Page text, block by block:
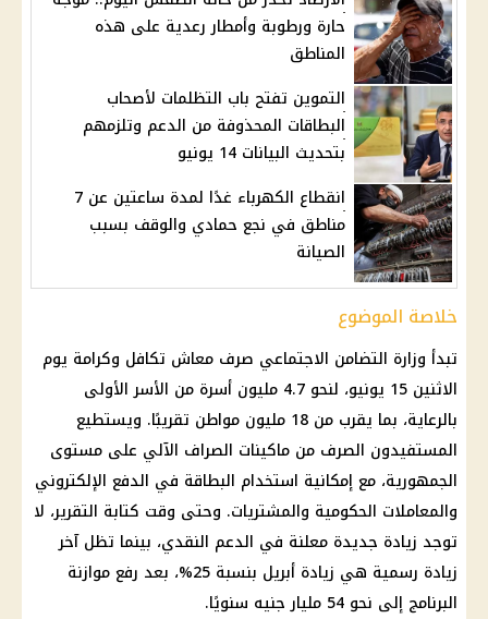
حارة ورطوبة وأمطار رعدية على هذه
المناطق
التموين تفتح باب التظلمات لأصحاب
البطاقات المحذوفة من الدعم وتلزمهم
بتحديث البيانات 14 يونيو
انقطاع الكهرباء غدًا لمدة ساعتين عن 7
مناطق في نجع حمادي والوقف بسبب
الصيانة
خلاصة الموضوع
تبدأ وزارة التضامن الاجتماعي صرف معاش تكافل وكرامة يوم
الاثنين 15 يونيو، لنحو 4.7 مليون أسرة من
الأسر الأولى
بالرعاية
، بما يقرب من 18 مليون مواطن تقريبًا. ويستطيع
المستفيدون الصرف من ماكينات الصراف الآلي على مستوى
الجمهورية، مع إمكانية استخدام البطاقة في الدفع الإلكتروني
والمعاملات الحكومية والمشتريات. وحتى وقت كتابة التقرير، لا
توجد زيادة جديدة معلنة في الدعم النقدي، بينما تظل آخر
زيادة رسمية هي زيادة أبريل بنسبة 25%، بعد رفع موازنة
البرنامج إلى نحو 54 مليار جنيه سنويًا.